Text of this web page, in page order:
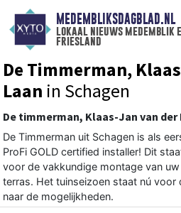
MEDEMBLIKSDAGBLAD.NL
lokaal nieuws medemblik
friesland
De Timmerman,
Laan in Schagen
De timmerman, Klaas-Jan van der
De Timmerman uit Schagen is als
ProFi GOLD certified installer! Dit
voor de vakkundige montage van uw
terras. Het tuinseizoen staat nú voor
naar de mogelijkheden.